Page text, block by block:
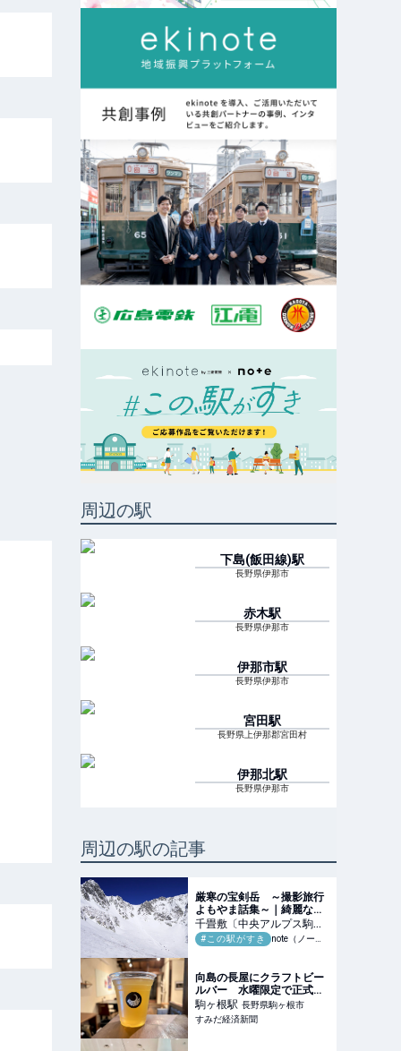
周辺の駅
下島(飯田線)駅
長野県伊那市
赤木駅
長野県伊那市
伊那市駅
長野県伊那市
宮田駅
長野県上伊那郡宮田村
伊那北駅
長野県伊那市
周辺の駅の記事
厳寒の宝剣岳 ～撮影旅行
よもやま話集～｜綺麗な風
景写真が撮りたい
千畳敷〔中央アルプス駒ヶ
岳ロープウェイ〕駅
長野県
#この駅がすき note（ノート）
向島の長屋にクラフトビー
ルバー 水曜限定で正式オ
ープン、たる生も
駒ヶ根駅 長野県駒ヶ根市
すみだ経済新聞